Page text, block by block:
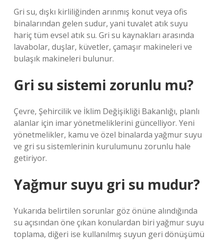
Gri su, dışkı kirliliğinden arınmış konut veya ofis
binalarından gelen sudur, yani tuvalet atık suyu
hariç tüm evsel atık su. Gri su kaynakları arasında
lavabolar, duşlar, küvetler, çamaşır makineleri ve
bulaşık makineleri bulunur.
Gri su sistemi zorunlu mu?
Çevre, Şehircilik ve İklim Değişikliği Bakanlığı, planlı
alanlar için imar yönetmeliklerini güncelliyor. Yeni
yönetmelikler, kamu ve özel binalarda yağmur suyu
ve gri su sistemlerinin kurulumunu zorunlu hale
getiriyor.
Yağmur suyu gri su mudur?
Yukarıda belirtilen sorunlar göz önüne alındığında
su açısından öne çıkan konulardan biri yağmur suyu
toplama, diğeri ise kullanılmış suyun geri dönüşümü